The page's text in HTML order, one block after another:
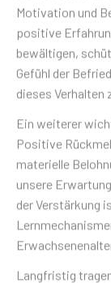
Motivation und
positive
bewältigen,
Gefühl der
dieses Verhalten
Ein weiterer
Positive
materielle
unsere
der Verstärkung
Langfristig